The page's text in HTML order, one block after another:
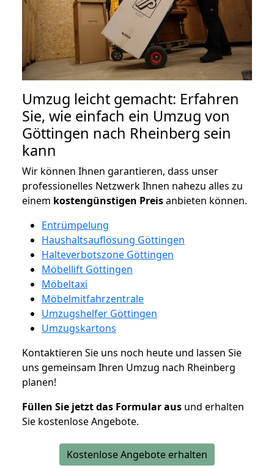
Umzug leicht gemacht: Erfahren
Sie, wie einfach ein Umzug von
Göttingen nach Rheinberg sein
kann
Wir können Ihnen garantieren, dass unser
professionelles Netzwerk Ihnen nahezu alles zu
einem kostengünstigen Preisanbieten können.
Entrümpelung
Haushaltsauflösung Göttingen
Halteverbotszone Göttingen
Möbellift Göttingen
Möbeltaxi
Möbelmitfahrzentrale
Umzugshelfer Göttingen
Umzugskartons
Kontaktieren Sie uns noch heute und lassen Sie
uns gemeinsam Ihren Umzug nach Rheinberg
planen!
Füllen Sie jetzt das Formular aus und erhalten
Sie kostenlose Angebote.
Kostenlose Angebote erhalten